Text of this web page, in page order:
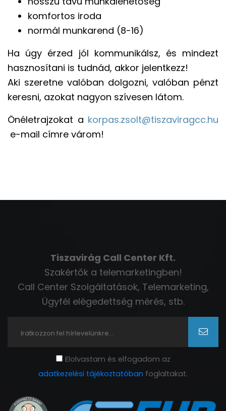
komfortos iroda
normál munkarend (8-16)
Ha úgy érzed jól kommunikálsz, és mindezt
hasznosítani is tudnád, akkor jelentkezz!
Aki szeretne valóban dolgozni, valóban pénzt
keresni, azokat nagyon szívesen látom.
Önéletrajzokat a korpas.zsolt@tiszaviragcc.hu
e-mail címre várom!
Tiszavirág Call Center Kft.
Szakértők a telemarketingben!
Call Center Szolgáltatások, Telemarketing,
Ügyfél elégedettség mérés, stb.
Elolvastam és elfogadom az
adatkezelési tájékoztatóban foglaltakat.